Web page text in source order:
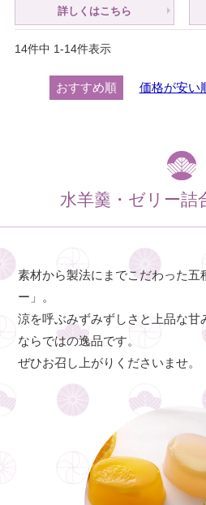
詳しくはこちら
おすすめ順 価格が安い
14件中 1-14件表示
水羊羹・ゼリー詰
素材から製法にまでこだわった五
ー」。
涼を呼ぶみずみずしさと上品な甘
ならではの逸品です。
ぜひお召し上がりくださいませ。